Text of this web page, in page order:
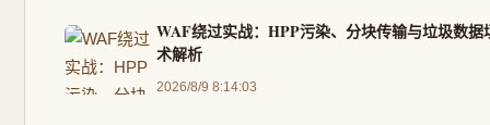
WAF绕过实战：HPP污染、分块传输与垃圾数据
术解析
2026/8/9 8:14:03